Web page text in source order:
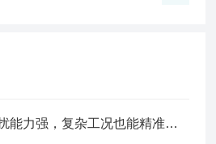
超声波监测站，抗干扰能力强，复杂工况也能精准采集数据